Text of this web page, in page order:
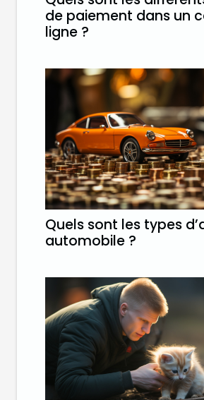
de paiement dans un
ligne ?
Quels sont les types
automobile ?